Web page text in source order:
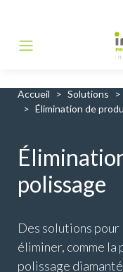
Main
Accueil Solutions
Élimination de
polissage
Des solutions
éliminer, comme
polissage